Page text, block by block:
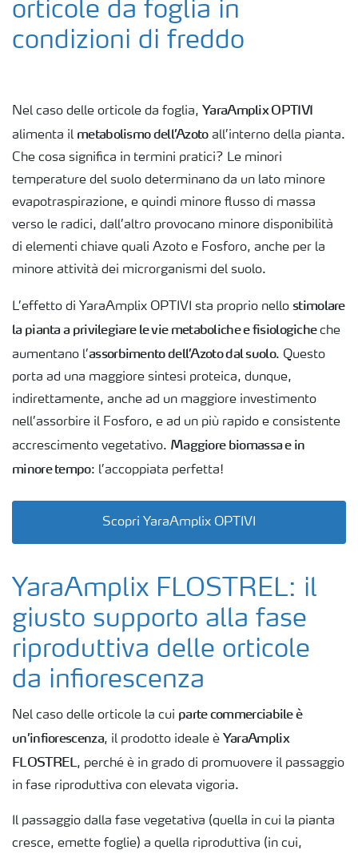
orticole da foglia in
condizioni di freddo
Nel caso delle orticole da foglia, YaraAmplix OPTIVI
alimenta il metabolismo dell’Azotoall’interno della pianta.
Che cosa significa in termini pratici? Le minori
temperature del suolo determinano da un lato minore
evapotraspirazione, e quindi minore flusso di massa
verso le radici, dall’altro provocano minore disponibilità
di elementi chiave quali Azoto e Fosforo, anche per la
minore attività dei microrganismi del suolo.
L’effetto di YaraAmplix OPTIVI sta proprio nello stimolare
la pianta a privilegiare le vie metaboliche e fisiologicheche
aumentano l’assorbimento dell’Azoto dal suolo. Questo
porta ad una maggiore sintesi proteica, dunque,
indirettamente, anche ad un maggiore investimento
nell’assorbire il Fosforo, e ad un più rapido e consistente
accrescimento vegetativo. Maggiore biomassa e in
minore tempo: l’accoppiata perfetta!
Scopri YaraAmplix OPTIVI
YaraAmplix FLOSTREL: il
giusto supporto alla fase
riproduttiva delle orticole
da infiorescenza
Nel caso delle orticole la cui parte commerciabile è
un’infiorescenza, il prodotto ideale è YaraAmplix
FLOSTREL, perché è in grado di promuovere il passaggio
in fase riproduttiva con elevata vigoria.
Il passaggio dalla fase vegetativa (quella in cui la pianta
cresce, emette foglie) a quella riproduttiva (in cui,